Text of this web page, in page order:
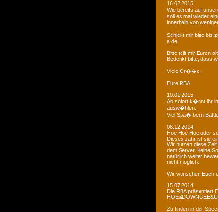
16.02.2015
Wie bereits auf
soll es mal wieder
innerhalb von
Schickt mir bitte bis
a.de.
Bitte teilt mir Euren
Bedenkt bitte, dass
Viele Gr��e,
Eure RBA
10.01.2015
Ab sofort k�nnt ihr
ausw�hlen.
Viel Spa� beim
08.12.2014
Hoe Hoe Hoe oder
Dieses Jahr ist sie
Wir nutzen diese
dem Server. Keine
natürlich weiter
nicht möglich.
Wir wünschen Euch
15.07.2014
Die RBA präsentiert
Zu finden in der